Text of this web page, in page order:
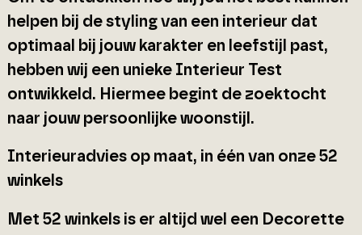
helpen bij de styling van een interieur dat
optimaal bij jouw karakter en leefstijl past,
hebben wij een unieke Interieur Test
ontwikkeld. Hiermee begint de zoektocht
naar jouw persoonlijke woonstijl.
Interieuradvies op maat, in één van onze 52
winkels
Met 52 winkels is er altijd wel een Decorette